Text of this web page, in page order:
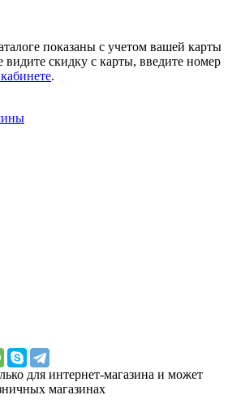
показаны с учетом вашей карты
скидку с карты, введите номер
.
для интернет-магазина и может
магазинах